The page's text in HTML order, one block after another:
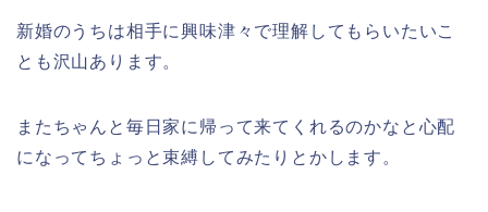
新婚のうちは相手に興味津々で理解してもらいたいこ
とも沢山あります。
またちゃんと毎日家に帰って来てくれるのかなと心配
になってちょっと束縛してみたりとかします。